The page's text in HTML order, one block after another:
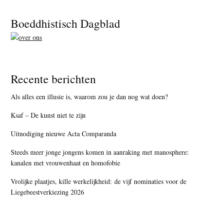
Footer
Boeddhistisch Dagblad
Recente berichten
Als alles een illusie is, waarom zou je dan nog wat doen?
Ksaf – De kunst niet te zijn
Uitnodiging nieuwe Acta Comparanda
Steeds meer jonge jongens komen in aanraking met manosphere:
kanalen met vrouwenhaat en homofobie
Vrolijke plaatjes, kille werkelijkheid: de vijf nominaties voor de
Liegebeestverkiezing 2026